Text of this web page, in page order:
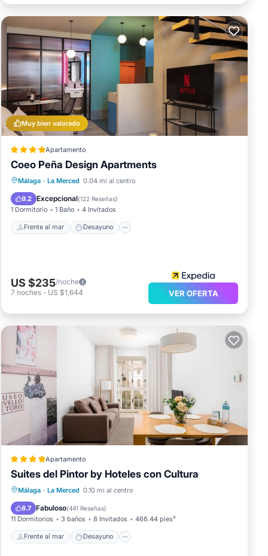
Muy bien valorado
Apartamento
Coeo Peña Design Apartments
Málaga · La Merced 0.04 mi al centro
9.2 Excepcional(122 Reseñas)
1 Dormitorio 1 Baño 4 Invitados
Frente al mar Desayuno
Frente al mar
Desayuno
Vista al mar
Vistas
US $235/noche
7 noches - US $1,644 VER OFERTA
Apartamento
Suites del Pintor by Hoteles con Cultura
Málaga · La Merced 0.10 mi al centro
8.7 Fabuloso(441 Reseñas)
11 Dormitorios 3 baños 8 Invitados 466.44 pies²
Frente al mar Desayuno
Frente al mar
Desayuno
Aparcamiento